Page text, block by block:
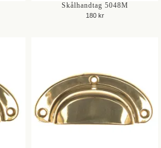
Skålhandtag 5048M
180 kr